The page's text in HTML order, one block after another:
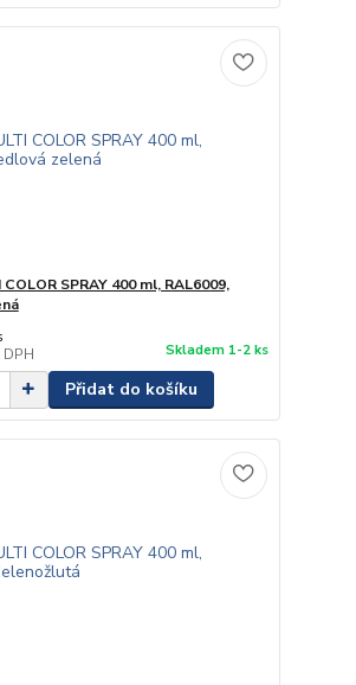
SPRAY 400 ml, RAL6009,
Skladem 1-2 ks
Přidat do košíku